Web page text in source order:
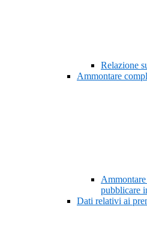
Relazione
Ammontare
pubblicare
Dati relativi ai